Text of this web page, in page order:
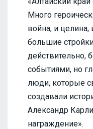
Много
война, и
большие
действительно,
событиями, но
люди, которые
создавали
Александр
награждение».